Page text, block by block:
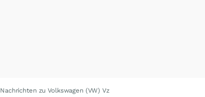
Nachrichten zu Volkswagen (VW) Vz